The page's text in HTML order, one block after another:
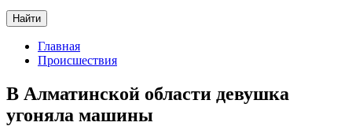
Найти
Главная
Происшествия
В Алматинской области девушка
угоняла машины